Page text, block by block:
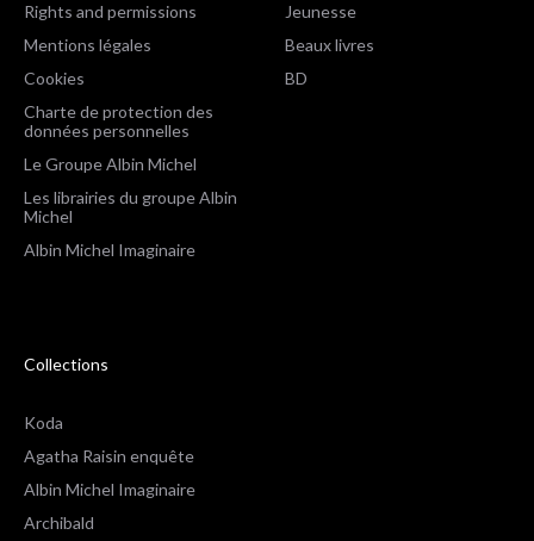
Rights and permissions
Mentions légales
Cookies
Charte de protection des
données personnelles
Le Groupe Albin Michel
Les librairies du groupe Albin
Michel
Albin Michel Imaginaire
Jeunesse
Beaux livres
BD
Collections
Koda
Agatha Raisin enquête
Albin Michel Imaginaire
Archibald